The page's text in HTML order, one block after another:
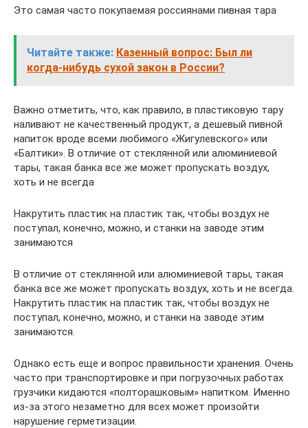
Это самая часто покупаемая россиянами пивная тара
Читайте также: Казенный вопрос: Был ли
когда-нибудь сухой закон в России?
Важно отметить, что, как правило, в пластиковую тару
наливают не качественный продукт, а дешевый пивной
напиток вроде всеми любимого «Жигулевского» или
«Балтики». В отличие от стеклянной или алюминиевой
тары, такая банка все же может пропускать воздух,
хоть и не всегда
Накрутить пластик на пластик так, чтобы воздух не
поступал, конечно, можно, и станки на заводе этим
занимаются
В отличие от стеклянной или алюминиевой тары, такая
банка все же может пропускать воздух, хоть и не всегда.
Накрутить пластик на пластик так, чтобы воздух не
поступал, конечно, можно, и станки на заводе этим
занимаются.
Однако есть еще и вопрос правильности хранения. Очень
часто при транспортировке и при погрузочных работах
грузчики кидаются «полторашковым» напитком. Именно
из-за этого незаметно для всех может произойти
нарушение герметизации.